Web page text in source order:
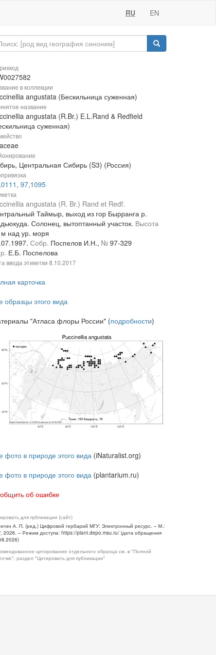
RU EN
в коллекции
angustata (Бескильница суженная)
название
angustata (R.Br.) E.L.Rand & Redfield
суженная)
Центральная Сибирь (S3) (Россия)
97,1095
angustata (R. Br.) Rand et Redf.
Таймыр, выход из гор Бырранга р.
Солонец, вытоптанный участок. Высота
над ур. моря
Собр. Поспелов И.Н., № 97-329
Е.Б. Поспелова
ввода этикетки 8.10.2017
карточка
образцы этого вида
"Атласа флоры России" (подробности)
фото в природе этого вида (iNaturalist.org)
фото в природе этого вида (plantarium.ru)
об ошибке
для публикации (сайт)
А. П. (ред.) Цифровой гербарий МГУ: Электронный ресурс. – М.:
2026. – Режим доступа: https://plant.depo.msu.ru/ (дата обращения
цитирование отдельного образца см. в "Полной
раздел "Цитировать для публикации"